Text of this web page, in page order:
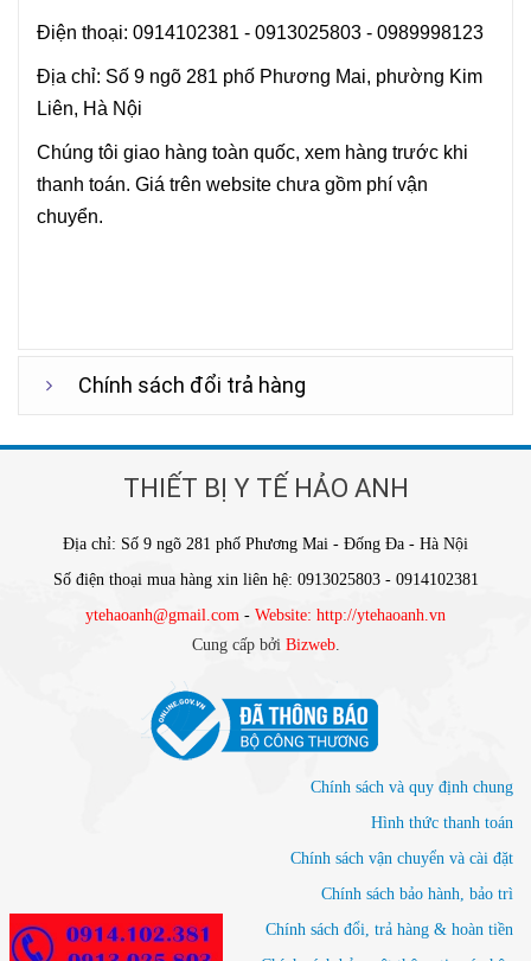
Điện thoại: 0914102381 - 0913025803 - 0989998123
Địa chỉ: Số 9 ngõ 281 phố Phương Mai, phường Kim
Liên, Hà Nội
Chúng tôi giao hàng toàn quốc, xem hàng trước khi
thanh toán. Giá trên website chưa gồm phí vận
chuyển.
Chính sách đổi trả hàng
THIẾT BỊ Y TẾ HẢO ANH
Địa chỉ: Số 9 ngõ 281 phố Phương Mai - Đống Đa - Hà Nội
Số điện thoại mua hàng xin liên hệ: 0913025803 - 0914102381
ytehaoanh@gmail.com - Website: http://ytehaoanh.vn
Cung cấp bởi Bizweb.
Chính sách và quy định chung
Hình thức thanh toán
Chính sách vận chuyển và cài đặt
Chính sách bảo hành, bảo trì
Chính sách đổi, trả hàng & hoàn tiền